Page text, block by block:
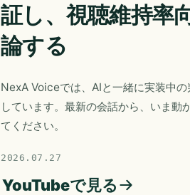
証し、視聴維持率
論する
NexA Voiceでは、AIと一緒に実装中
しています。最新の会話から、いま動
てください。
2026.07.27
YouTubeで見る